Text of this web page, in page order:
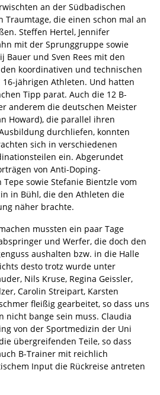
an der Südbadischen
Traumtage, die einen schon mal an
Steffen Hertel, Jennifer
mit der Sprunggruppe sowie
Bauer und Sven Rees mit den
koordinativen und technischen
jährigen Athleten. Und hatten
Tipp parat. Auch die 12 B-
anderem die deutschen Meister
Howard), die parallel ihren
durchliefen, konnten
sich in verschiedenen
ein. Abgerundet
von Anti-Doping-
sowie Stefanie Bientzle vom
in Bühl, die den Athleten die
näher brachte.
mussten ein paar Tage
und Werfer, die doch den
aushalten bzw. in die Halle
desto trotz wurde unter
Nils Kruse, Regina Geissler,
Carolin Streipart, Karsten
fleißig gearbeitet, so dass uns
nicht bange sein muss. Claudia
von der Sportmedizin der Uni
übergreifenden Teile, so dass
B-Trainer mit reichlich
Input die Rückreise antreten